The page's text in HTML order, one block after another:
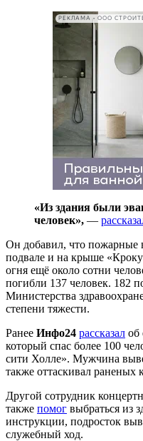
«Из здания были
человек», —
Он добавил, что пожарные
подвале и на крыше
огня ещё около сотни
погибли 137 человек. 182
Министерства
степени тяжести.
Ранее Инфо24 рассказал об
который спас более 100
сити Холле». Мужчина
также оттаскивал раненых
Другой сотрудник
также помог выбраться из
инструкции, подросток
служебный ход.